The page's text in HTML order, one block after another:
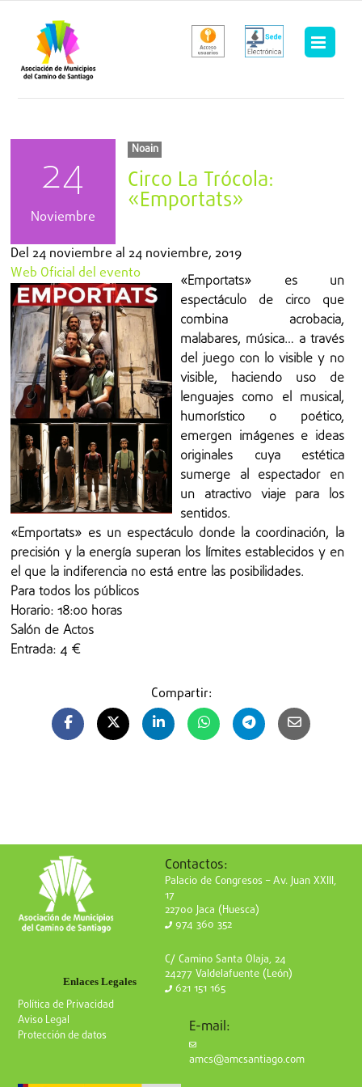
contenido
24
Noviembre
Noain
Circo La Trócola:
«Emportats»
Del24 noviembre al24 noviembre, 2019
Web Oficial del evento
«Emportats» es un
espectáculo de circo que
combina acrobacia,
malabares, música… a través
del juego con lo visible y no
visible, haciendo uso de
lenguajes como el musical,
humorístico o poético,
emergen imágenes e ideas
originales cuya estética
sumerge al espectador en
un atractivo viaje para los
sentidos.
«Emportats» es un espectáculo donde la coordinación, la
precisión y la energía superan los límites establecidos y en
el que la indiferencia no está entre las posibilidades.
Para todos los públicos
Horario: 18:00 horas
Salón de Actos
Entrada: 4 €
Compartir:
Enlaces Legales
Política de Privacidad
Aviso Legal
Protección de datos
Contactos:
Palacio de Congresos – Av. Juan XXIII,
17
22700 Jaca (Huesca)
974 360 352
C/ Camino Santa Olaja, 24
24277 Valdelafuente (León)
621 151 165
E-mail:
amcs@amcsantiago.com